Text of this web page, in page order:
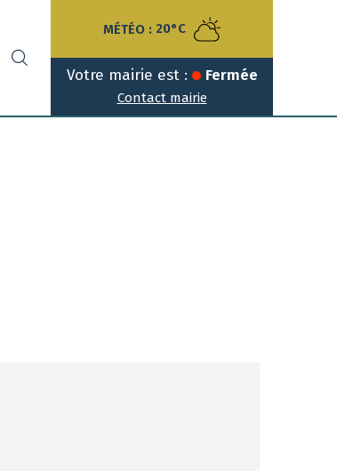
MÉTÉO : 20°C
Votre mairie est : Fermée
Contact mairie